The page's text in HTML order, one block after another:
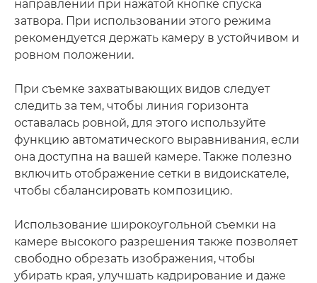
направлении при нажатой кнопке спуска
затвора. При использовании этого режима
рекомендуется держать камеру в устойчивом и
ровном положении.
При съемке захватывающих видов следует
следить за тем, чтобы линия горизонта
оставалась ровной, для этого используйте
функцию автоматического выравнивания, если
она доступна на вашей камере. Также полезно
включить отображение сетки в видоискателе,
чтобы сбалансировать композицию.
Использование широкоугольной съемки на
камере высокого разрешения также позволяет
свободно обрезать изображения, чтобы
убирать края, улучшать кадрирование и даже